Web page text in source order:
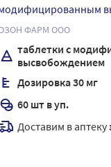
ФАРМ ООО
таблетки с
высвобождением
Дозировка 30 мг
60 шт в уп.
Доставим в аптеку